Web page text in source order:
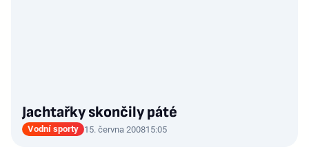
Jachtařky skončily páté
Vodní sporty 15. června 200815:05